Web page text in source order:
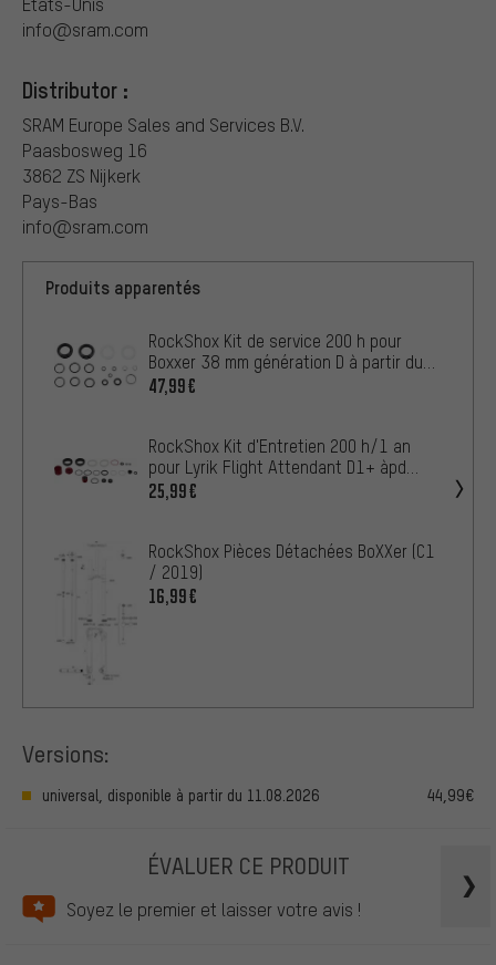
info@sram.com
Distributor :
SRAM Europe Sales and Services B.V.
Paasbosweg 16
3862 ZS Nijkerk
Pays-Bas
info@sram.com
Produits apparentés
RockShox Kit de service 200 h pour
Boxxer 38 mm génération D à partir du
2024
47,99€
RockShox Kit d'Entretien 200 h/1 an
pour Lyrik Flight Attendant D1+ àpd
2023
25,99€
RockShox Pièces Détachées BoXXer (C1
/ 2019)
16,99€
Versions:
universal, disponible à partir du 11.08.2026 44,99€
ÉVALUER CE PRODUIT
Soyez le premier et laisser votre avis !